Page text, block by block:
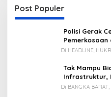
Post Populer
Polisi Gerak
Di HEADLINE,
Tak Mampu
Infrastruktur,
Utang Rp65 M
Di BANGKA BARAT,